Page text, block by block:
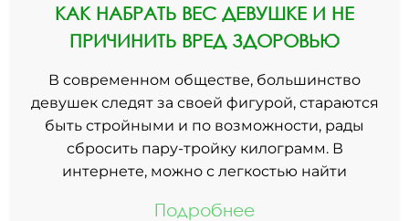
КАК НАБРАТЬ ВЕС ДЕВУШКЕ И НЕ
ПРИЧИНИТЬ ВРЕД ЗДОРОВЬЮ
В современном обществе, большинство
девушек следят за своей фигурой, стараются
быть стройными и по возможности, рады
сбросить пару-тройку килограмм. В
интернете, можно с легкостью найти
Подробнее